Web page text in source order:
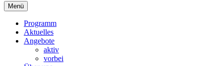
Primäres
Menü
Menü
Programm
Aktuelles
Angebote
aktiv
vorbei